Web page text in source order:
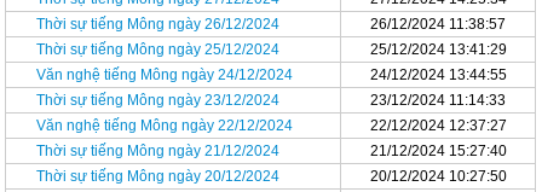
Thời sự tiếng Mông ngày 26/12/2024
26/12/2024 11:38:57
Thời sự tiếng Mông ngày 25/12/2024
25/12/2024 13:41:29
Văn nghệ tiếng Mông ngày 24/12/2024
24/12/2024 13:44:55
Thời sự tiếng Mông ngày 23/12/2024
23/12/2024 11:14:33
Văn nghệ tiếng Mông ngày 22/12/2024
22/12/2024 12:37:27
Thời sự tiếng Mông ngày 21/12/2024
21/12/2024 15:27:40
Thời sự tiếng Mông ngày 20/12/2024
20/12/2024 10:27:50